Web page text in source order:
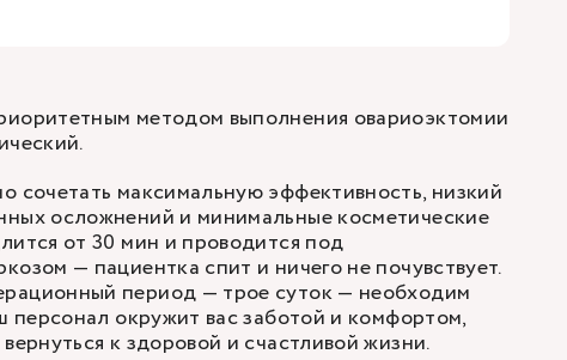
методом выполнения овариоэктомии
сочетать максимальную эффективность, низкий
осложнений и минимальные косметические
от 30 мин и проводится под
— пациентка спит и ничего не почувствует.
период — трое суток — необходим
персонал окружит вас заботой и комфортом,
к здоровой и счастливой жизни.